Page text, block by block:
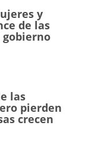
y
de las
las
pierden
crecen